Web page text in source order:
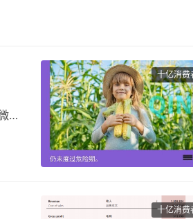
有在直播间以显著方式提醒该商品并非香港
十亿消费
幅
部
十亿消费